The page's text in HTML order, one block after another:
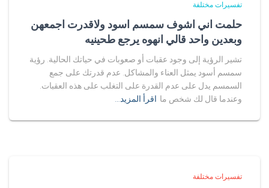
تفسيرات مختلفة
حلمت اني اشوف سمسم اسود ولاقدرت اجمعهن
وبعدين واحد قالي انهوه يرجع طحينيه
تشير الرؤية إلى وجود عقبات أو صعوبات في حياتك الحالية. رؤية
سمسم أسود يمثل العناء والمشاكل. عدم قدرتك على جمع
السمسم يدل على عدم القدرة على التغلب على هذه العقبات.
وعندما قال لك شخص ما اقرأ المزيد…
تفسيرات مختلفة